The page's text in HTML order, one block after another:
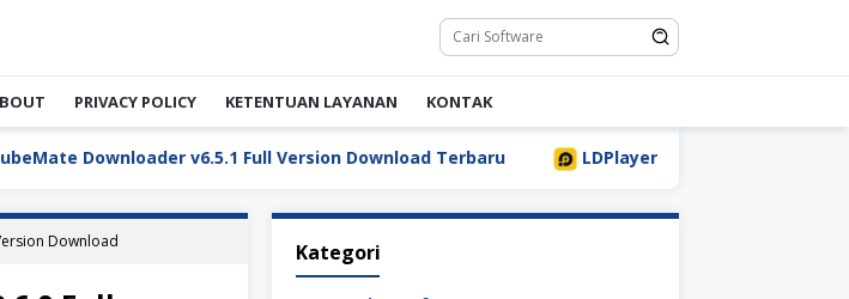
PRIVACY POLICY KETENTUAN LAYANAN KONTAK
v6.5.1 Full Version Download Terbaru LDPlayer 9.5.32.0 Full Download Terbaru [2026]
Download Kategori